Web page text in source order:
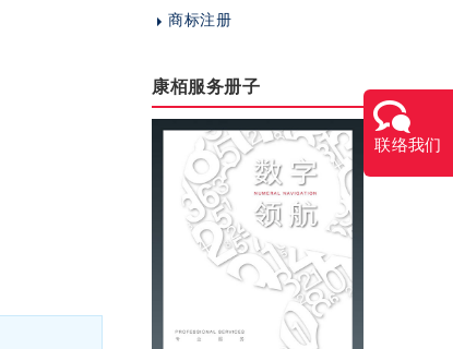
商标注册
康栢服务册子
联络我们